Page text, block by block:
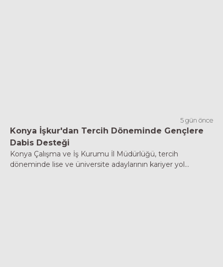
5 gün önce
Konya İşkur'dan Tercih Döneminde Gençlere
Dabis Desteği
Konya Çalışma ve İş Kurumu İl Müdürlüğü, tercih
döneminde lise ve üniversite adaylarının kariyer yol...